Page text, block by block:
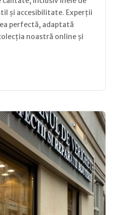
și accesibilitate. Experții
perfectă, adaptată
noastră online și